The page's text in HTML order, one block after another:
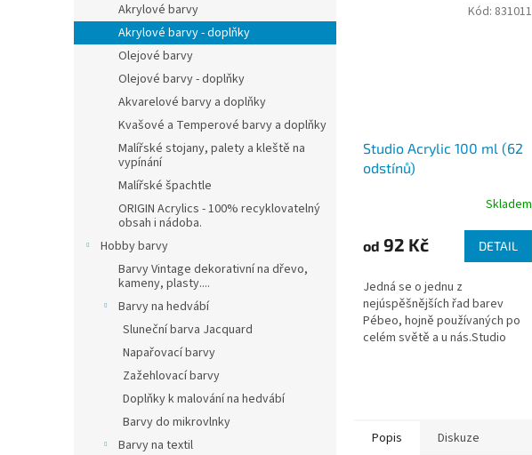
Akrylové barvy
Akrylové barvy - doplňky
Olejové barvy
Olejové barvy - doplňky
Akvarelové barvy a doplňky
Kvašové a Temperové barvy a doplňky
Malířské stojany, palety a kleště na
vypínání
Malířské špachtle
ORIGIN Acrylics - 100% recyklovatelný
obsah i nádoba.
Hobby barvy
Barvy Vintage dekorativní na dřevo,
kameny, plasty....
Barvy na hedvábí
Sluneční barva Jacquard
Napařovací barvy
Zažehlovací barvy
Doplňky k malování na hedvábí
Barvy do mikrovlnky
Barvy na textil
Studio Acrylic 100 ml (62
odstínů)
Skladem
od 92 Kč DETAIL
Jedná se o jednu z
nejúspěšnějších řad barev
Pébeo, hojně používaných po
celém světě a u nás.Studio
Kód: 831011
Popis Diskuze